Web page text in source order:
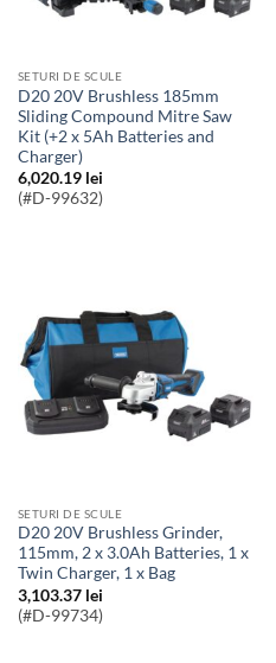
SETURI DE SCULE
D20 20V Brushless 185mm
Sliding Compound Mitre Saw
Kit (+2 x 5Ah Batteries and
Charger)
6,020.19 lei
(#D-99632)
SETURI DE SCULE
D20 20V Brushless Grinder,
115mm, 2 x 3.0Ah Batteries, 1 x
Twin Charger, 1 x Bag
3,103.37 lei
(#D-99734)